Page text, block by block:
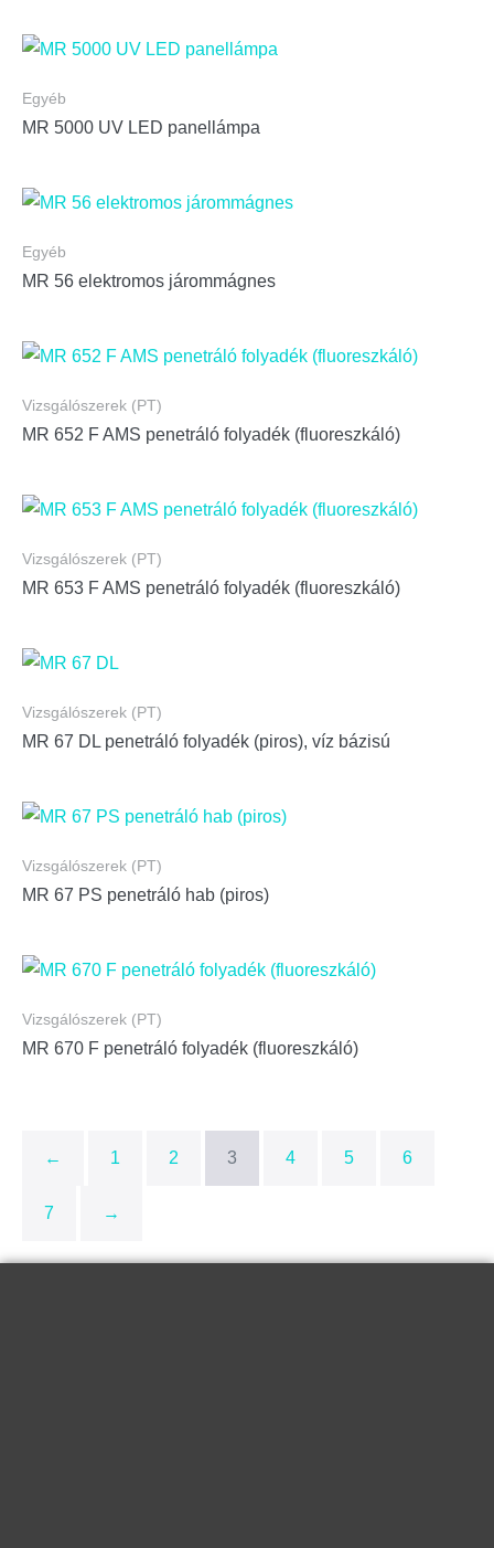
Egyéb
MR 5000 UV LED panellámpa
Egyéb
MR 56 elektromos járommágnes
Vizsgálószerek (PT)
MR 652 F AMS penetráló folyadék (fluoreszkáló)
Vizsgálószerek (PT)
MR 653 F AMS penetráló folyadék (fluoreszkáló)
Vizsgálószerek (PT)
MR 67 DL penetráló folyadék (piros), víz bázisú
Vizsgálószerek (PT)
MR 67 PS penetráló hab (piros)
Vizsgálószerek (PT)
MR 670 F penetráló folyadék (fluoreszkáló)
← 1 2 3 4 5 6
7 →